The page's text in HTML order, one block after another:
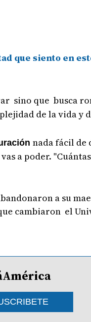
que siento en
sino que busca
de la vida y
nada fácil de
a poder.
a su
cambiaron el